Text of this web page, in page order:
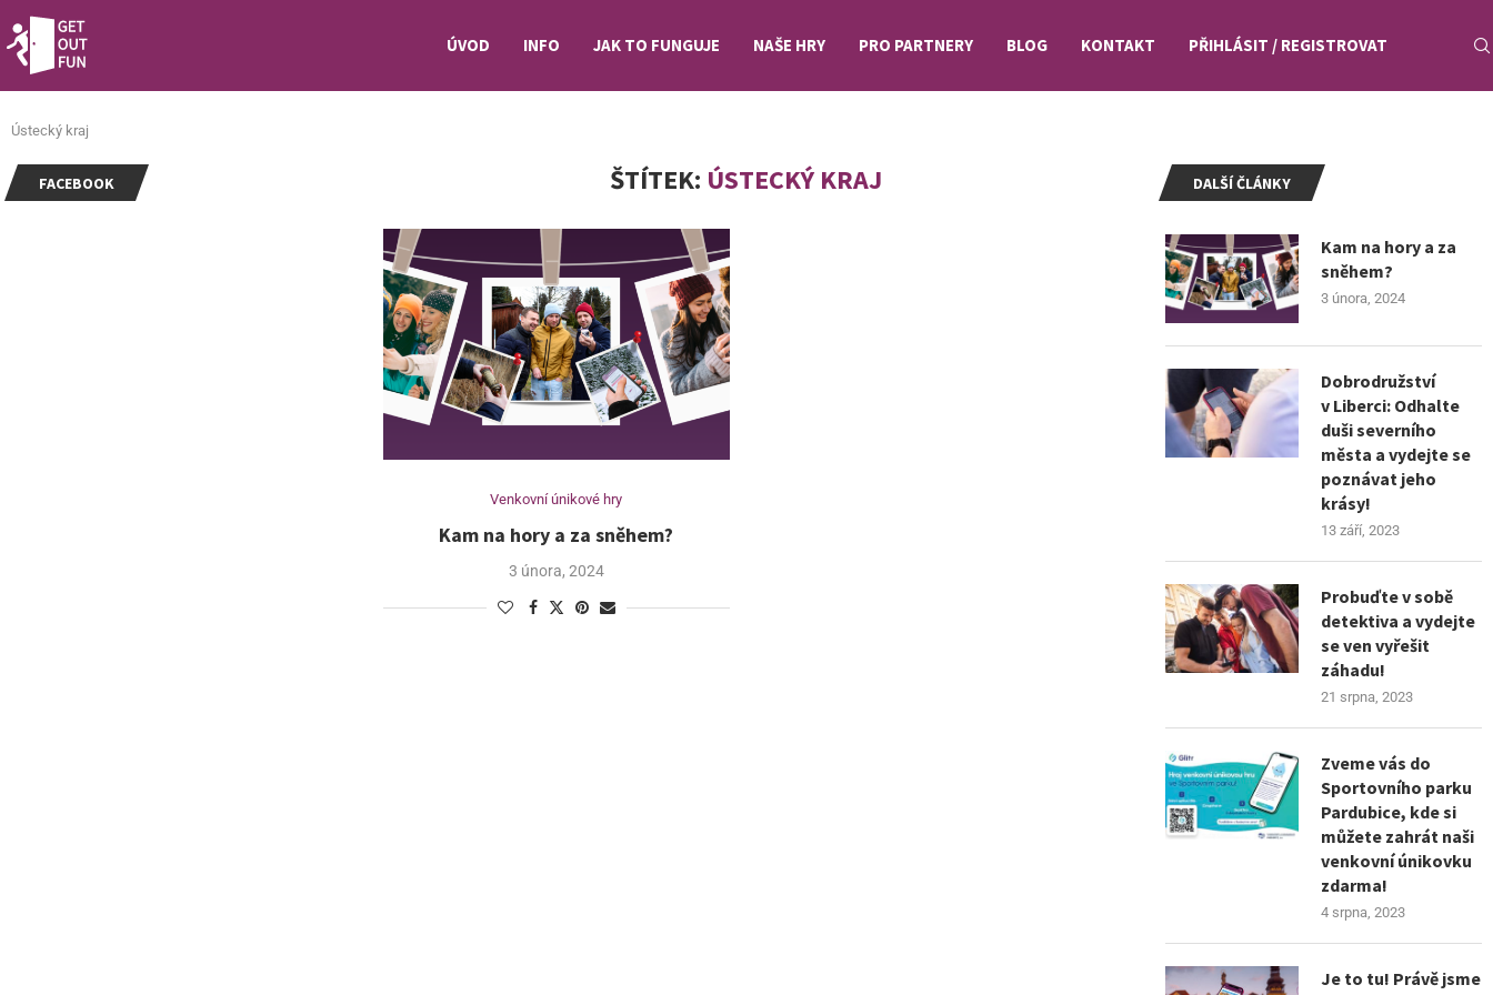
ÚVOD INFO JAK TO FUNGUJE NAŠE HRY PRO PARTNERY BLOG KONTAKT PŘIHLÁSIT / REGISTROVAT
Ústecký kraj
ŠTÍTEK: ÚSTECKÝ KRAJ
Venkovní únikové hry
Kam na hory a za sněhem?
3 února, 2024
DALŠÍ ČLÁNKY
Kam na hory a za
sněhem?
3 února, 2024
Dobrodružství
v Liberci: Odhalte
duši severního
města a vydejte se
poznávat jeho
krásy!
13 září, 2023
Probuďte v sobě
detektiva a vydejte
se ven vyřešit
záhadu!
21 srpna, 2023
Zveme vás do
Sportovního parku
Pardubice, kde si
můžete zahrát naši
venkovní únikovku
zdarma!
4 srpna, 2023
Je to tu! Právě jsme
FACEBOOK